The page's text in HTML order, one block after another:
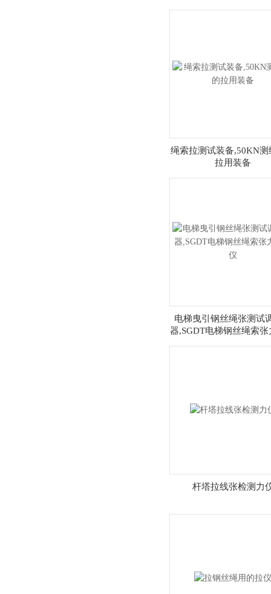
绳索拉测试装备,50KN测
拉用装备
电梯曳引钢丝绳张测试
器,SGDT电梯钢丝绳索张
杆塔拉线张检测力